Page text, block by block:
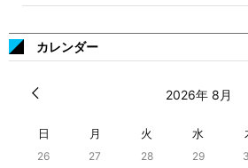
カレンダー
2026年 8月
日 月 火 水
26 27 28 29